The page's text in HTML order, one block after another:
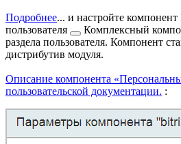
Подробнее... и настройте компонент
пользователя
Комплексный
раздела пользователя. Компонент
дистрибутив модуля.
Описание компонента
пользовательской документации. :